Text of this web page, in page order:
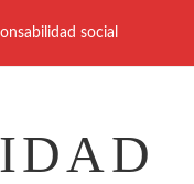
social